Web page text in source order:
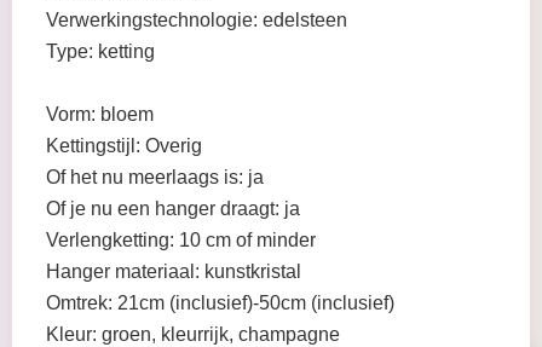
Verwerkingstechnologie: edelsteen
Type: ketting
Vorm: bloem
Kettingstijl: Overig
Of het nu meerlaags is: ja
Of je nu een hanger draagt: ja
Verlengketting: 10 cm of minder
Hanger materiaal: kunstkristal
Omtrek: 21cm (inclusief)-50cm (inclusief)
Kleur: groen, kleurrijk, champagne